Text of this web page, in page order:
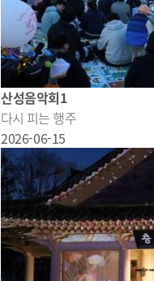
산성음악회1
다시 피는 행주
2026-06-15